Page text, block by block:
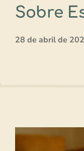
Sobre
28 de abril de